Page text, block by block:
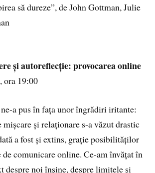
să dureze”, de John Gottman, Julie
și autoreflecție: provocarea online
ora 19:00
a pus în fața unor îngrădiri iritante:
mișcare și relaționare s-a văzut drastic
a fost și extins, grație posibilităților
comunicare online. Ce-am învățat în
despre noi înșine, despre limitele și